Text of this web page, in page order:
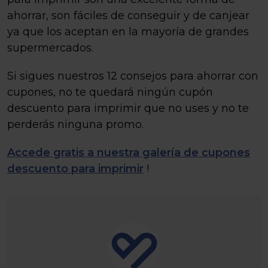
ahorrar, son fáciles de conseguir y de canjear
ya que los aceptan en la mayoría de grandes
supermercados.
Si sigues nuestros 12 consejos para ahorrar con
cupones, no te quedará ningún cupón
descuento para imprimir que no uses y no te
perderás ninguna promo.
Accede gratis a nuestra galería de cupones
descuento para imprimir !